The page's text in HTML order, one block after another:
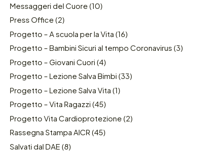
Messaggeri del Cuore (10)
Press Office (2)
Progetto – A scuola per la Vita (16)
Progetto – Bambini Sicuri al tempo Coronavirus (3)
Progetto – Giovani Cuori (4)
Progetto – Lezione Salva Bimbi (33)
Progetto – Lezione Salva Vita (1)
Progetto – Vita Ragazzi (45)
Progetto Vita Cardioprotezione (2)
Rassegna Stampa AICR (45)
Salvati dal DAE (8)